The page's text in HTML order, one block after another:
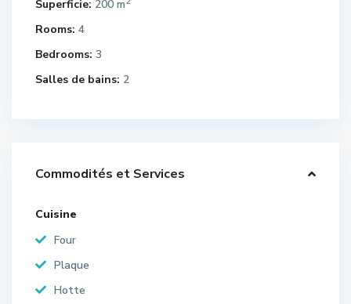
Superficie: 200 m
Rooms: 4
Bedrooms: 3
Salles de bains: 2
Commodités et Services
Cuisine
Four
Plaque
Hotte